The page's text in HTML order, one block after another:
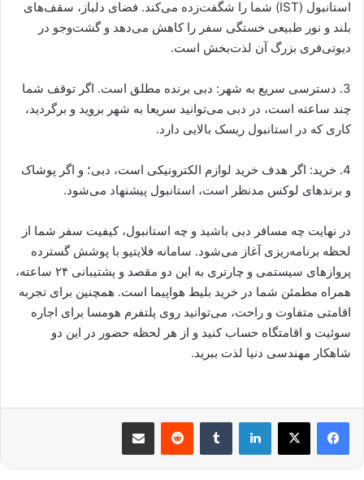
استانبول (IST) شما را شگفت‌زده می‌کند. فضای دلباز، سقف‌های
بلند و نور طبیعی خستگی سفر را کاهش می‌دهد و گشت‌وجو در
دیوتی‌فری بزرگ آن لذت‌بخش است.
3. دسترسی سریع به شهر: دبی برنده مطلق است. اگر توقف شما
چند ساعته است، در دبی می‌توانید سریعا به شهر بروید و برگردید،
کاری که در استانبول ریسک بالایی دارد.
4. خرید: اگر هدف خرید لوازم الکترونیکی است، دبی؛ و اگر پوشاک
و برندهای لوکس مدنظر است، استانبول پیشنهاد می‌شود.
در نهایت چه مسافر دبی باشید و چه استانبول، کیفیت سفر شما از
لحظه برنامه‌ریزی آغاز می‌شود. سامانه فلایتیو با پوشش گسترده
پروازهای سیستمی و چارتری به این دو مقصد و پشتیبانی ۲۴ ساعته،
همراه مطمئن شما در خرید بلیط هواپیما است. همچنین برای تجربه
اقامتی متفاوت و راحت، می‌توانید روی پلتفرم هومسا برای اجاره
سوئیت و اقامتگاه حساب کنید و از هر لحظه حضور در این دو
شاهکار مهندسی دنیا لذت ببرید.
لینکدین ‫تامبلر ‫رددیت اشتراک گذاری از طریق ایمیل